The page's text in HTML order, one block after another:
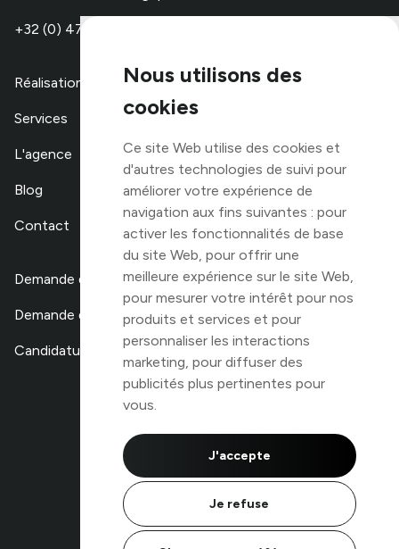
Nous utilisons des
cookies
Ce site Web utilise des cookies et
d'autres technologies de suivi pour
améliorer votre expérience de
navigation aux fins suivantes : pour
activer les fonctionnalités de base
du site Web, pour offrir une
meilleure expérience sur le site Web,
pour mesurer votre intérêt pour nos
produits et services et pour
personnaliser les interactions
marketing, pour diffuser des
publicités plus pertinentes pour
vous.
J'accepte
Je refuse
+32 (0) 479 67 48 00
Réalisations
Services
L'agence
Blog
Contact
Demande de devis
Demande de stage
Candidature libre
TOP 100